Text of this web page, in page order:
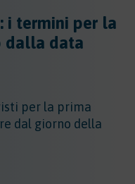
i termini per la
dalla data
per la prima
dal giorno della